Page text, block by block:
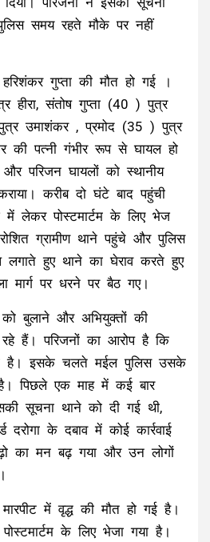
समय रहते मौके पर नहीं
गुप्ता की मौत हो गई ।
हीरा, संतोष गुप्ता (40 ) पुत्र
उमाशंकर , प्रमोद (35 ) पुत्र
की पत्नी गंभीर रूप से घायल हो
परिजन घायलों को स्थानीय
करीब दो घंटे बाद पहुंची
लेकर पोस्टमार्टम के लिए भेज
ग्रामीण थाने पहुंचे और पुलिस
लगाते हुए थाने का घेराव करते हुए
मार्ग पर धरने पर बैठ गए।
को बुलाने और अभियुक्तों की
रहे हैं। परिजनों का आरोप है कि
है। इसके चलते मईल पुलिस उसके
पिछले एक माह में कई बार
सूचना थाने को दी गई थी,
दरोगा के दबाव में कोई कार्रवाई
का मन बढ़ गया और उन लोगों
में वृद्ध की मौत हो गई है।
के लिए भेजा गया है।